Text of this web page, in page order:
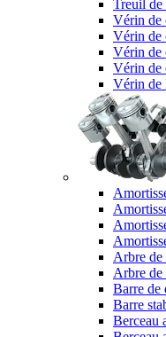
Treuil de
Vérin de
Vérin de
Vérin de
Vérin de
Vérin de
Arbre de
Arbre de
Barre de
Barre
Berceau